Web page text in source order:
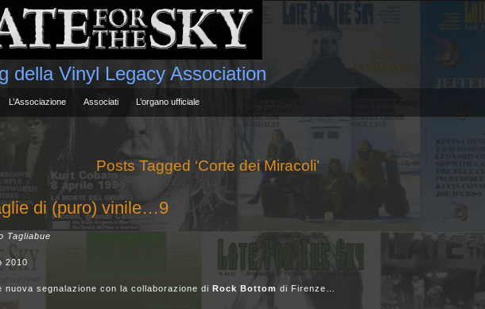
della Vinyl Legacy Association
L’Associazione Associati L’organo ufficiale
Posts Tagged ‘Corte dei Miracoli’
di (puro) vinile…9
Tagliabue
2010
nuova segnalazione con la collaborazione di Rock Bottom di Firenze…